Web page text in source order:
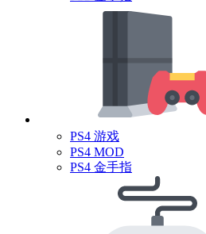
PS4 游戏
PS4 MOD
PS4 金手指